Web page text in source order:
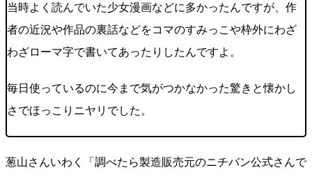
当時よく読んでいた少女漫画などに多かったんですが、作
者の近況や作品の裏話などをコマのすみっこや枠外にわざ
わざローマ字で書いてあったりしたんですよ。
毎日使っているのに今まで気がつかなかった驚きと懐かし
さでほっこりニヤリでした。
葱山さんいわく「調べたら製造販売元のニチバン公式さんで